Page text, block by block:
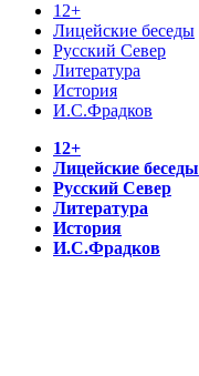
12+
Лицейские беседы
Русский Север
Литература
История
И.С.Фрадков
12+
Лицейские беседы
Русский Север
Литература
История
И.С.Фрадков